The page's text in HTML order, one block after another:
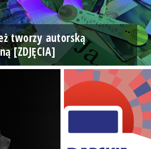
tworzy autorską
[ZDJĘCIA]